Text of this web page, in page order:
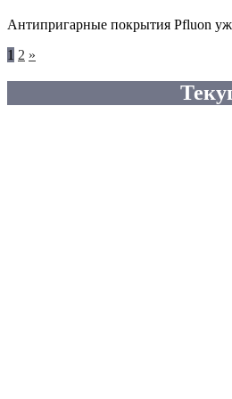
Антипригарные покрытия Pfluon
1 2 Следующие
»